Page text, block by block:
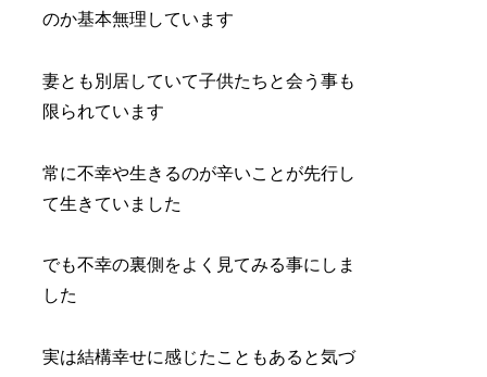
のか基本無理しています
妻とも別居していて子供たちと会う事も
限られています
常に不幸や生きるのが辛いことが先行し
て生きていました
でも不幸の裏側をよく見てみる事にしま
した
実は結構幸せに感じたこともあると気づ